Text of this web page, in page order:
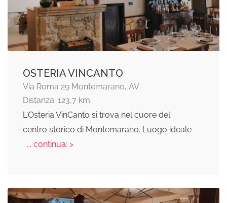
OSTERIA VINCANTO
Via Roma 29 Montemarano, AV
Distanza: 123,7 km
L'Osteria VinCanto si trova nel cuore del
centro storico di Montemarano. Luogo ideale
... continua: >